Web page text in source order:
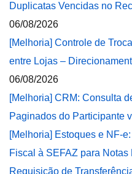
Duplicatas Vencidas no
06/08/2026
[Melhoria] Controle de
entre Lojas –
06/08/2026
[Melhoria] CRM: Consulta
Paginados do Participante
[Melhoria] Estoques e NF-
Fiscal à SEFAZ para
Requisição de